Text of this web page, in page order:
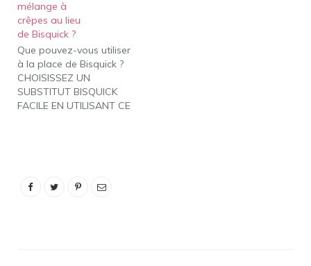
assaisonnement, comme
l'ail ou la cannelle.
Mélangez lentement le
mélange jusqu'à ce qu'il
soit complètement…
mélange à
crêpes au lieu
de Bisquick ?
Que pouvez-vous utiliser
à la place de Bisquick ?
CHOISISSEZ UN
SUBSTITUT BISQUICK
FACILE EN UTILISANT CE
donner un résultat